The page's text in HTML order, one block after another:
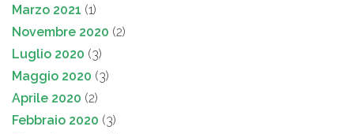
Marzo 2021 (1)
Novembre 2020 (2)
Luglio 2020 (3)
Maggio 2020 (3)
Aprile 2020 (2)
Febbraio 2020 (3)